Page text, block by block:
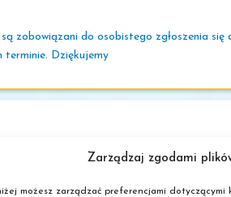
Zarządzaj zgodami
możesz zarządzać preferencjami dotyczącymi
zobowiązani do osobistego zgłoszenia
terminie. Dziękujemy